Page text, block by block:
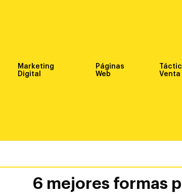
Marketing
Digital
Páginas
Web
Venta
6 mejores formas